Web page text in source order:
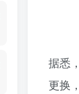
据悉
更换